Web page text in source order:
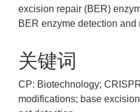
excision repair (BER)
BER enzyme detection and
关键词
CP: Biotechnology;
modifications; base